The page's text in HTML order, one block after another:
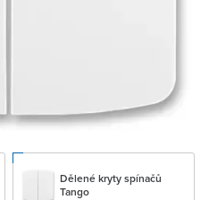
Dělené kryty spínačů
Tango